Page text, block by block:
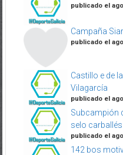
publicado el
Campaña
publicado el
Castillo e de
Vilagarcía
publicado el
Subcampión
selo
publicado el
142 bos